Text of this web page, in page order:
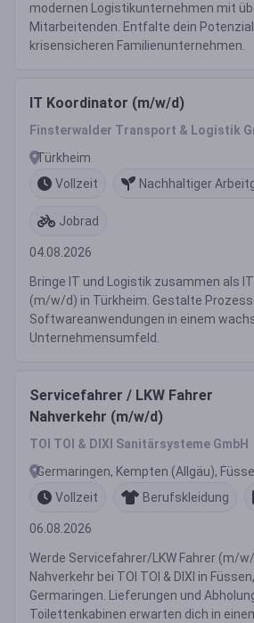
modernen Logistikunternehmen mit
Mitarbeitenden. Entfalte dein
krisensicheren Familienunternehmen.
IT Koordinator (m/w/d)
Finsterwalder Transport & Logistik
Türkheim
Vollzeit
Nachhaltiger
Jobrad
04.08.2026
Bringe IT und Logistik zusammen als
(m/w/d) in Türkheim. Gestalte
Softwareanwendungen in einem
Unternehmensumfeld.
Servicefahrer / LKW Fahrer
Nahverkehr (m/w/d)
TOI TOI & DIXI Sanitärsysteme GmbH
Germaringen, Kempten (Allgäu),
Vollzeit
Berufskleidung
06.08.2026
Werde Servicefahrer/LKW Fahrer (m/
Nahverkehr bei TOI TOI & DIXI in
Germaringen. Lieferungen und
Toilettenkabinen erwarten dich in